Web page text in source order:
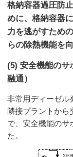
格納容器過圧防
めに、格納容器
力を逃がすため
らの除熱機能を
(5) 安全機能のサ
融通）
非常用ディーゼル
隣接プラントから
で、安全機能のサ
た。